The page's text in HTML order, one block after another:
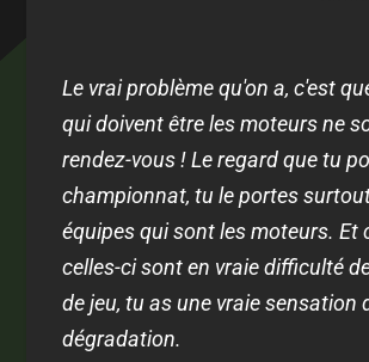
Le vrai problème qu'on a, c'est
qui doivent être les moteurs ne
rendez-vous ! Le regard que tu
championnat, tu le portes
équipes qui sont les moteurs. Et
celles-ci sont en vraie difficulté
de jeu, tu as une vraie sensation
dégradation.